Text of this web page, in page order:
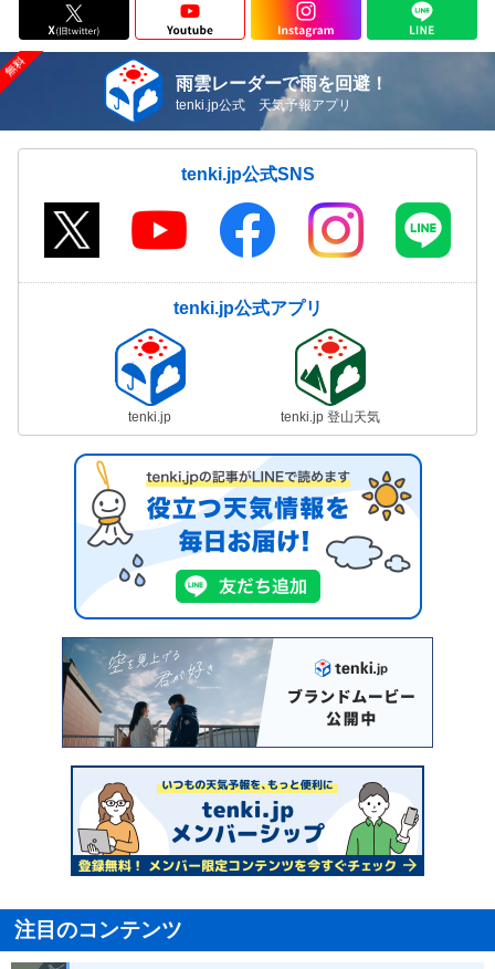
雨雲レーダーで雨を回避！
tenki.jp公式 天気予報アプリ
tenki.jp公式SNS
tenki.jp公式アプリ
tenki.jp tenki.jp 登山天気
注目のコンテンツ